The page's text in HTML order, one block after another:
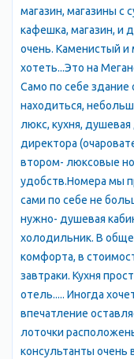
городской транспорт
Площадь - 3,2 км2.
проживают украинцы,
Сейчас в городе 13
крупнейших детских -
основателя -
суставный и
отделение
демонстрационный
выдержки крепких
производственно-
2
республиканская
органов дыхания);
культуры и досуга,
практики студентов
художеств; 2
банков. В городе -
парковый музей-
магазин, магазины с
кафешка, магазин, и
очень. Каменистый
хотеть...Это на
Само по себе здание
находиться,
люкс, кухня,
директора
втором- люксовые
удобств.Номера мы
сами по себе не
нужно- душевая
холодильник. В
комфорта, в
завтраки. Кухня
отель..... Иногда
впечатление
лоточки
консультанты очень